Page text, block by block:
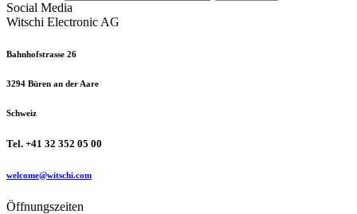
Social Media
Witschi Electronic AG
Bahnhofstrasse 26
3294 Büren an der Aare
Schweiz
Tel. +41 32 352 05 00
welcome@witschi.com
Öffnungszeiten